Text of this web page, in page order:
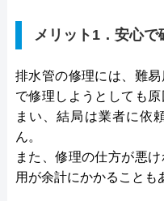
メリット1．安心で
排水管の修理には、難
で修理しようとしても
まい、結局は業者に依
ん。
また、修理の仕方が悪
用が余計にかかることも